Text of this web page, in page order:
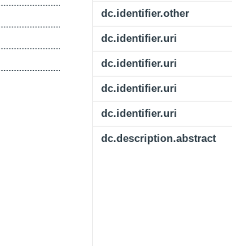
dc.identifier.other
dc.identifier.uri
dc.identifier.uri
dc.identifier.uri
dc.identifier.uri
dc.description.abstract